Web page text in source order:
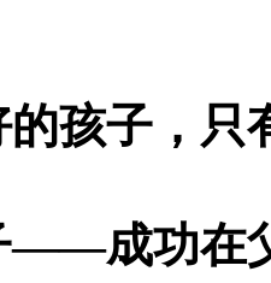
孩子，只
——成功在